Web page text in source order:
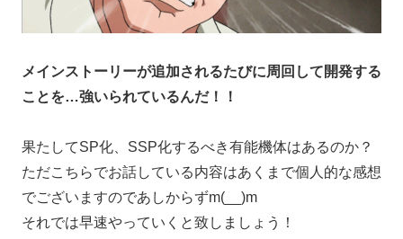
メインストーリーが追加されるたびに周回して開発する
ことを…強いられているんだ！！
果たしてSP化、SSP化するべき有能機体はあるのか？
ただこちらでお話している内容はあくまで個人的な感想
でございますのであしからずm(__)m
それでは早速やっていくと致しましょう！